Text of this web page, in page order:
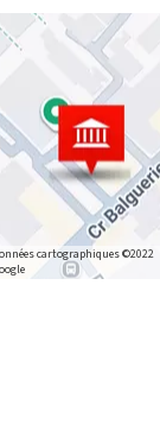
cartographiques ©2022